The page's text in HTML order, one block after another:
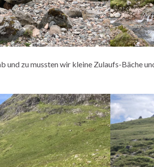
zu mussten wir kleine Zulaufs-Bäche